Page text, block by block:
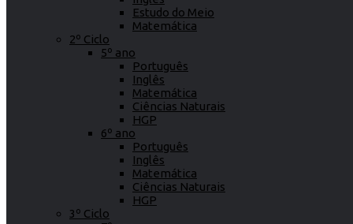
Estudo do Meio
Matemática
2º Ciclo
5º ano
Português
Inglês
Matemática
Ciências Naturais
HGP
6º ano
Português
Inglês
Matemática
Ciências Naturais
HGP
3º Ciclo